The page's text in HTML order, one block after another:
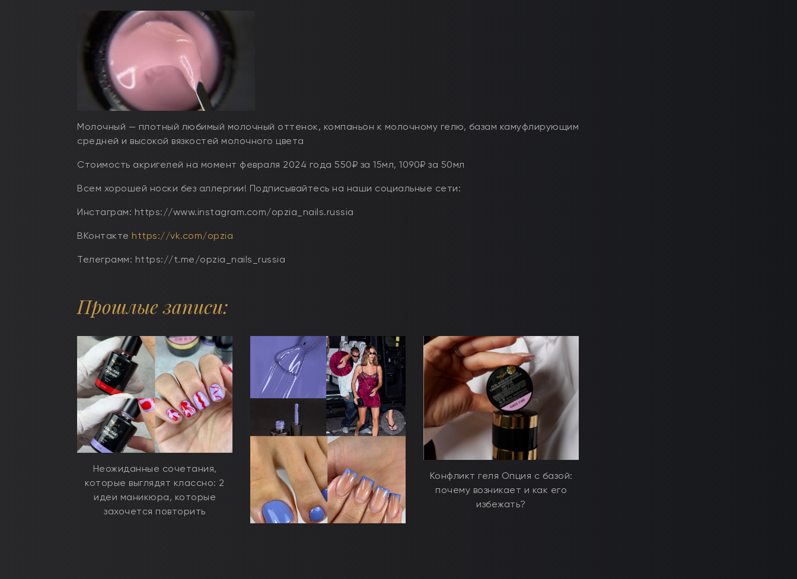
Молочный — плотный любимый молочный оттенок, компаньон к молочному гелю, базам камуфлирующим
средней и высокой вязкостей молочного цвета
Стоимость акригелей на момент февраля 2024 года 550₽ за 15мл, 1090₽ за 50мл
Всем хорошей носки без аллергии! Подписывайтесь на наши социальные сети:
Инстаграм: https://www.instagram.com/opzia_nails.russia
ВКонтакте https://vk.com/opzia
Телеграмм: https://t.me/opzia_nails_russia
Прошлые записи:
Неожиданные сочетания,
которые выглядят классно: 2
идеи маникюра, которые
захочется повторить
Конфликт геля Опция с базой:
почему возникает и как его
избежать?